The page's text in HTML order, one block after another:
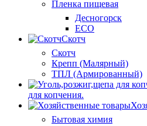
Пленка пищевая
Десногорск
ECO
Скотч
Скотч
Крепп (Малярный)
ТПЛ (Армированный)
для копчения.
Бытовая химия